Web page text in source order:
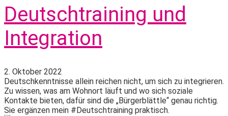
Deutschtraining und
Integration
2. Oktober 2022
Deutschkenntnisse allein reichen nicht, um sich zu integrieren.
Zu wissen, was am Wohnort läuft und wo sich soziale
Kontakte bieten, dafür sind die „Bürgerblättle“ genau richtig.
Sie ergänzen mein #Deutschtraining praktisch.